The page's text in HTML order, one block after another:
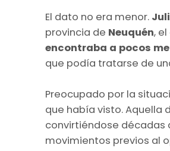
El dato no era menor.
provincia de Neuquén,
encontraba a pocos
que podía tratarse de
Preocupado por la
que había visto. Aquella
convirtiéndose décadas
movimientos previos al